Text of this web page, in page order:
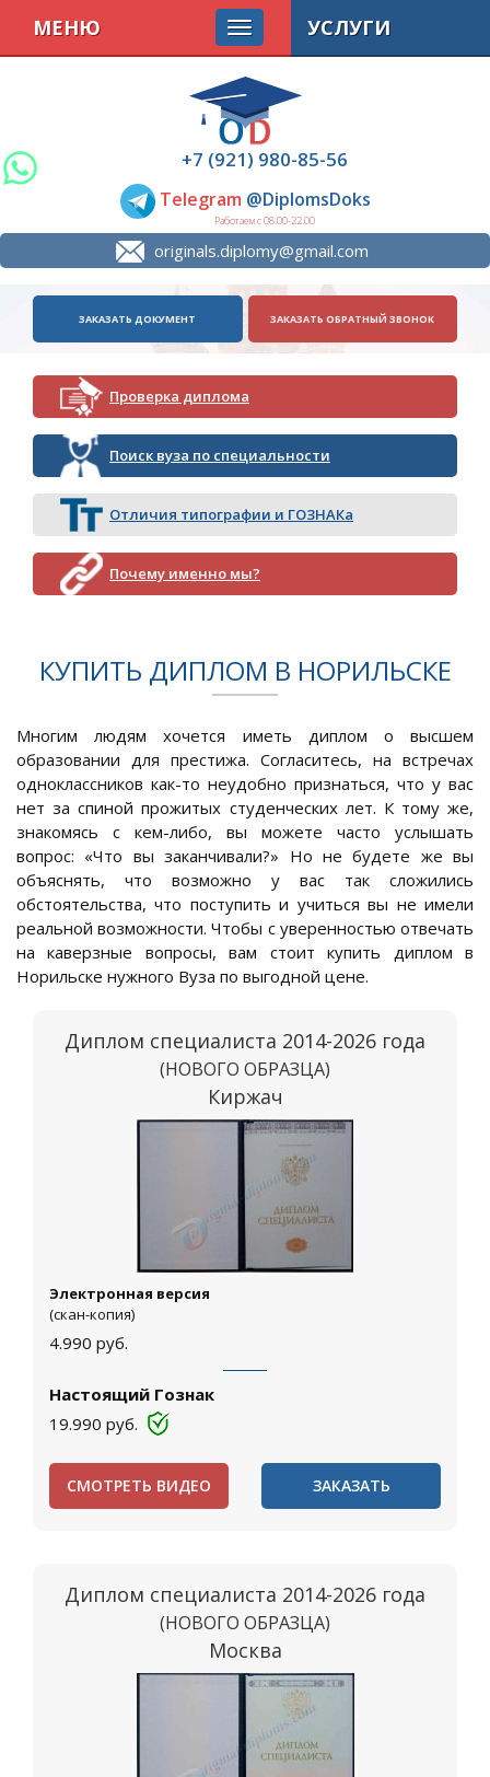
+7 (921) 980-85-56
Telegram @DiplomsDoks
Работаем с 08.00-22.00
originals.diplomy@gmail.com
МЕНЮ
ЗАКАЗАТЬ ДОКУМЕНТ ЗАКАЗАТЬ ОБРАТНЫЙ ЗВОНОК
Проверка диплома
Поиск вуза по специальности
Отличия типографии и ГОЗНАКа
Почему именно мы?
УСЛУГИ
КУПИТЬ ДИПЛОМ В НОРИЛЬСКЕ
Многим людям хочется иметь диплом о высшем
образовании для престижа. Согласитесь, на встречах
одноклассников как-то неудобно признаться, что у вас
нет за спиной прожитых студенческих лет. К тому же,
знакомясь с кем-либо, вы можете часто услышать
вопрос: «Что вы заканчивали?» Но не будете же вы
объяснять, что возможно у вас так сложились
обстоятельства, что поступить и учиться вы не имели
реальной возможности. Чтобы с уверенностью отвечать
на каверзные вопросы, вам стоит купить диплом в
Норильске нужного Вуза по выгодной цене.
Диплом специалиста 2014-2026 года
(НОВОГО ОБРАЗЦА)
Киржач
Электронная версия
(скан-копия)
4.990 руб.
Настоящий Гознак
19.990 руб.
СМОТРЕТЬ ВИДЕО ЗАКАЗАТЬ
Диплом специалиста 2014-2026 года
(НОВОГО ОБРАЗЦА)
Москва